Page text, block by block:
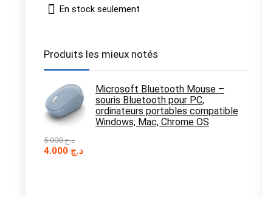
En stock seulement
Produits les mieux notés
Microsoft Bluetooth Mouse –
souris Bluetooth pour PC,
ordinateurs portables compatible
Windows, Mac, Chrome OS
د.ج5.000
Le
د.جLe